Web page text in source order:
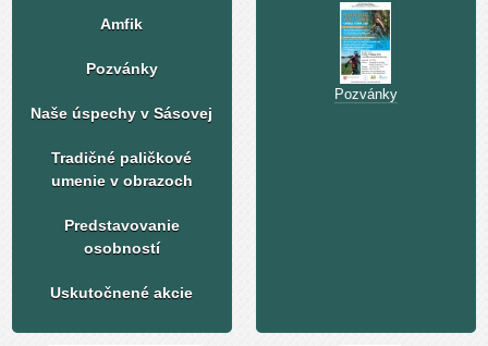
Amfik
Pozvánky
Naše úspechy v Sásovej
Tradičné paličkové
umenie v obrazoch
Predstavovanie
osobností
Uskutočnené akcie
Pozvánky